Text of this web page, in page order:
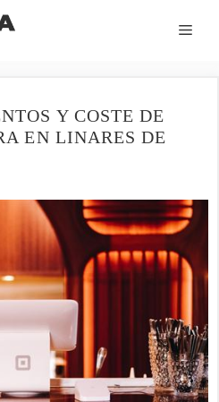
Y COSTE DE
EN LINARES DE